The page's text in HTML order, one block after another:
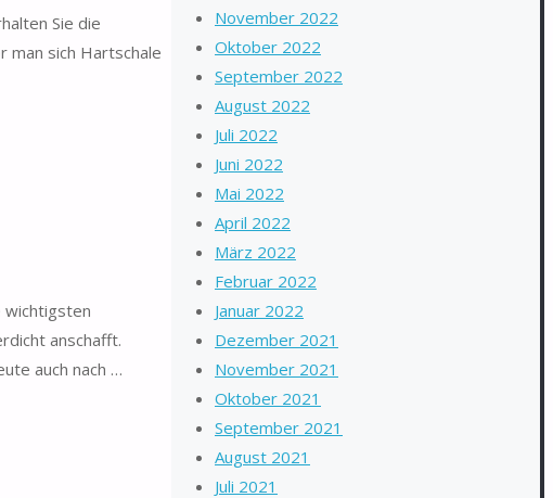
Sie die
man sich Hartschale
wichtigsten
anschafft.
auch nach …
November 2022
Oktober 2022
September 2022
August 2022
Juli 2022
Juni 2022
Mai 2022
April 2022
März 2022
Februar 2022
Januar 2022
Dezember 2021
November 2021
Oktober 2021
September 2021
August 2021
Juli 2021